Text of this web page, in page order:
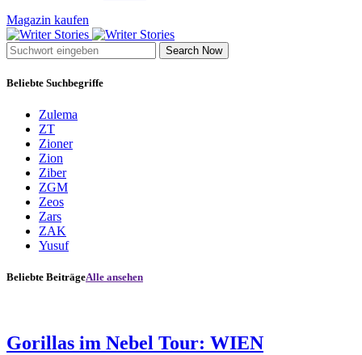
Magazin kaufen
Search Now
Beliebte Suchbegriffe
Zulema
ZT
Zioner
Zion
Ziber
ZGM
Zeos
Zars
ZAK
Yusuf
Beliebte BeiträgeAlle ansehen
Gorillas im Nebel Tour: WIEN